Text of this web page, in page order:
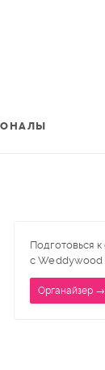
Подготовься
с Weddywood
Органайзер →